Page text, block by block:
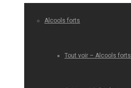
Alcools forts
Tout voir – Alcools forts